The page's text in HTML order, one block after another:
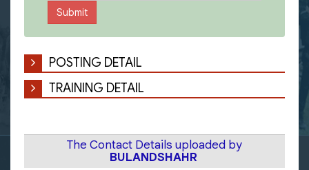
POSTING DETAIL
TRAINING DETAIL
The Contact Details uploaded by
BULANDSHAHR